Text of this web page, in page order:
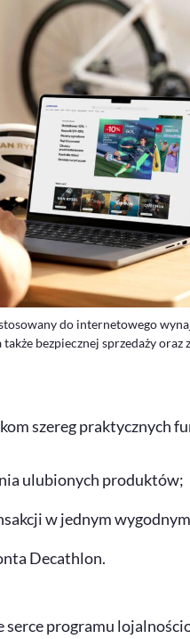
do internetowego
bezpiecznej sprzedaży
szereg praktycznych
ulubionych produktów;
w jednym
Decathlon.
serce programu